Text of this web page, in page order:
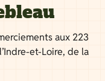
aux 223
et-Loire, de la